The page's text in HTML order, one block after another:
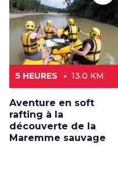
5 HEURES 13.0 KM
Aventure en soft
rafting à la
découverte de la
Maremme sauvage